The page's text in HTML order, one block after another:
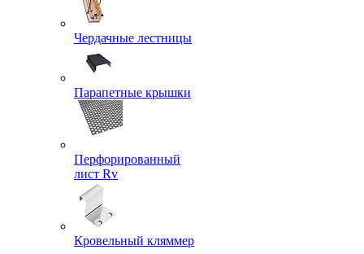
Чердачные лестницы
Парапетные крышки
Перфорированный
лист Rv
Кровельный кляммер